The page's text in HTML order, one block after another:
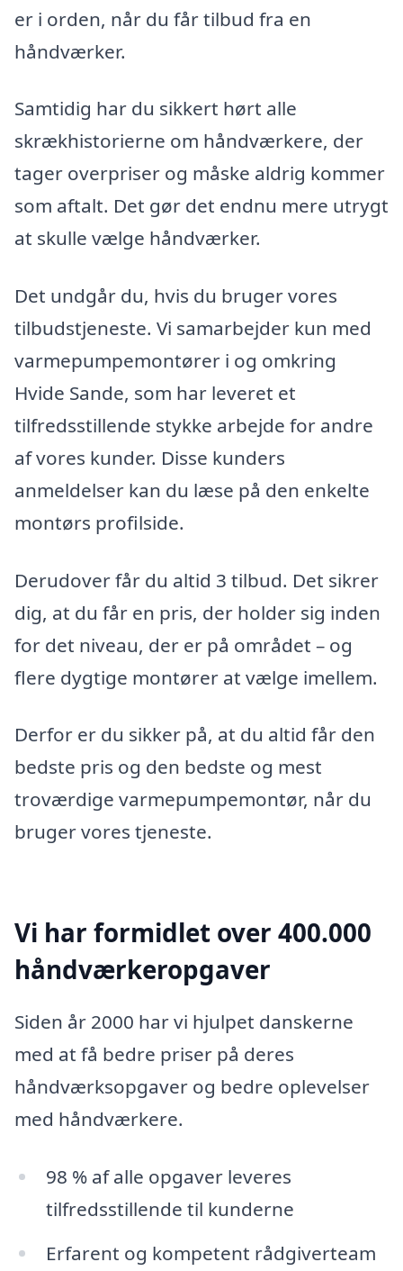
er i orden, når du får tilbud fra en
håndværker.
Samtidig har du sikkert hørt alle
skrækhistorierne om håndværkere, der
tager overpriser og måske aldrig kommer
som aftalt. Det gør det endnu mere utrygt
at skulle vælge håndværker.
Det undgår du, hvis du bruger vores
tilbudstjeneste. Vi samarbejder kun med
varmepumpemontører i og omkring
Hvide Sande, som har leveret et
tilfredsstillende stykke arbejde for andre
af vores kunder. Disse kunders
anmeldelser kan du læse på den enkelte
montørs profilside.
Derudover får du altid 3 tilbud. Det sikrer
dig, at du får en pris, der holder sig inden
for det niveau, der er på området – og
flere dygtige montører at vælge imellem.
Derfor er du sikker på, at du altid får den
bedste pris og den bedste og mest
troværdige varmepumpemontør, når du
bruger vores tjeneste.
Vi har formidlet over 400.000
håndværkeropgaver
Siden år 2000 har vi hjulpet danskerne
med at få bedre priser på deres
håndværksopgaver og bedre oplevelser
med håndværkere.
98 % af alle opgaver leveres
tilfredsstillende til kunderne
Erfarent og kompetent rådgiverteam